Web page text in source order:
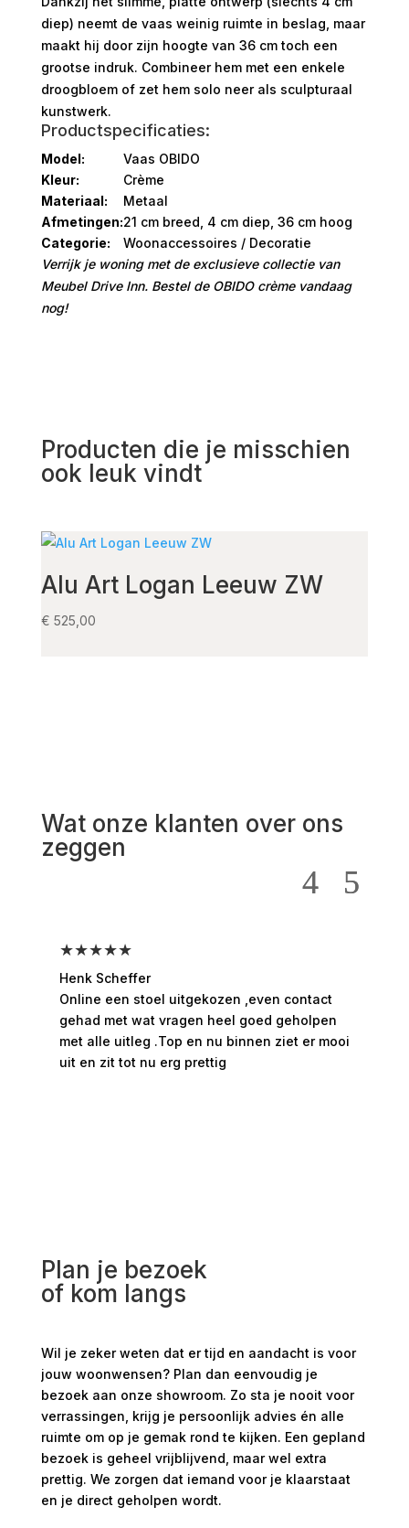
diep) neemt de vaas weinig ruimte in beslag, maar
maakt hij door zijn hoogte van 36 cm toch een
grootse indruk. Combineer hem met een enkele
droogbloem of zet hem solo neer als sculpturaal
kunstwerk.
Productspecificaties:
Model:
Vaas OBIDO
Kleur:
Crème
Materiaal:
Metaal
Afmetingen:21 cm breed, 4 cm diep, 36 cm hoog
Categorie:
Woonaccessoires / Decoratie
Verrijk je woning met de exclusieve collectie van
Meubel Drive Inn. Bestel de OBIDO crème vandaag
nog!
Producten die je misschien
ook leuk vindt
Alu Art Logan Leeuw ZW
€ 525,00
Wat onze klanten over ons
zeggen
★★★★★
Henk Scheffer
Online een stoel uitgekozen ,even contact
gehad met wat vragen heel goed geholpen
met alle uitleg .Top en nu binnen ziet er mooi
uit en zit tot nu erg prettig
Plan je bezoek
of kom langs
Wil je zeker weten dat er tijd en aandacht is voor
jouw woonwensen? Plan dan eenvoudig je
bezoek aan onze showroom. Zo sta je nooit voor
verrassingen, krijg je persoonlijk advies én alle
ruimte om op je gemak rond te kijken. Een gepland
bezoek is geheel vrijblijvend, maar wel extra
prettig. We zorgen dat iemand voor je klaarstaat
en je direct geholpen wordt.